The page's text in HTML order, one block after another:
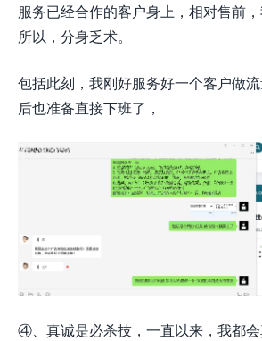
服务已经合作的客户身上，相对售前
所以，分身乏术。
包括此刻，我刚好服务好一个客户做
后也准备直接下班了，
④、真诚是必杀技，一直以来，我都